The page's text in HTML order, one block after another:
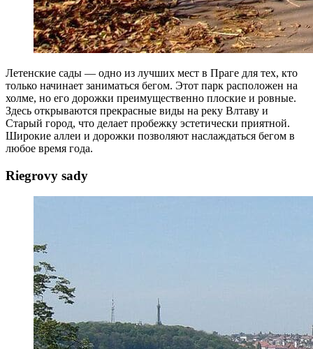
Летенские сады — одно из лучших мест в Праге для тех, кто
только начинает заниматься бегом. Этот парк расположен на
холме, но его дорожки преимущественно плоские и ровные.
Здесь открываются прекрасные виды на реку Влтаву и
Старый город, что делает пробежку эстетически приятной.
Широкие аллеи и дорожки позволяют наслаждаться бегом в
любое время года.
Riegrovy sady